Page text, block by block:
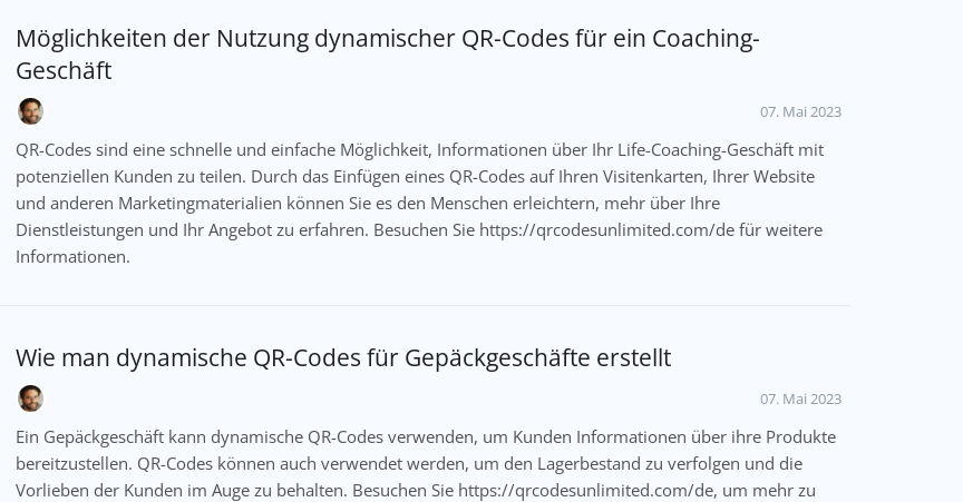
Möglichkeiten der Nutzung dynamischer QR-Codes für ein Coaching-
Geschäft
07. Mai 2023
QR-Codes sind eine schnelle und einfache Möglichkeit, Informationen über Ihr Life-Coaching-Geschäft mit
potenziellen Kunden zu teilen. Durch das Einfügen eines QR-Codes auf Ihren Visitenkarten, Ihrer Website
und anderen Marketingmaterialien können Sie es den Menschen erleichtern, mehr über Ihre
Dienstleistungen und Ihr Angebot zu erfahren. Besuchen Sie https://qrcodesunlimited.com/de für weitere
Informationen.
Wie man dynamische QR-Codes für Gepäckgeschäfte erstellt
07. Mai 2023
Ein Gepäckgeschäft kann dynamische QR-Codes verwenden, um Kunden Informationen über ihre Produkte
bereitzustellen. QR-Codes können auch verwendet werden, um den Lagerbestand zu verfolgen und die
Vorlieben der Kunden im Auge zu behalten. Besuchen Sie https://qrcodesunlimited.com/de, um mehr zu